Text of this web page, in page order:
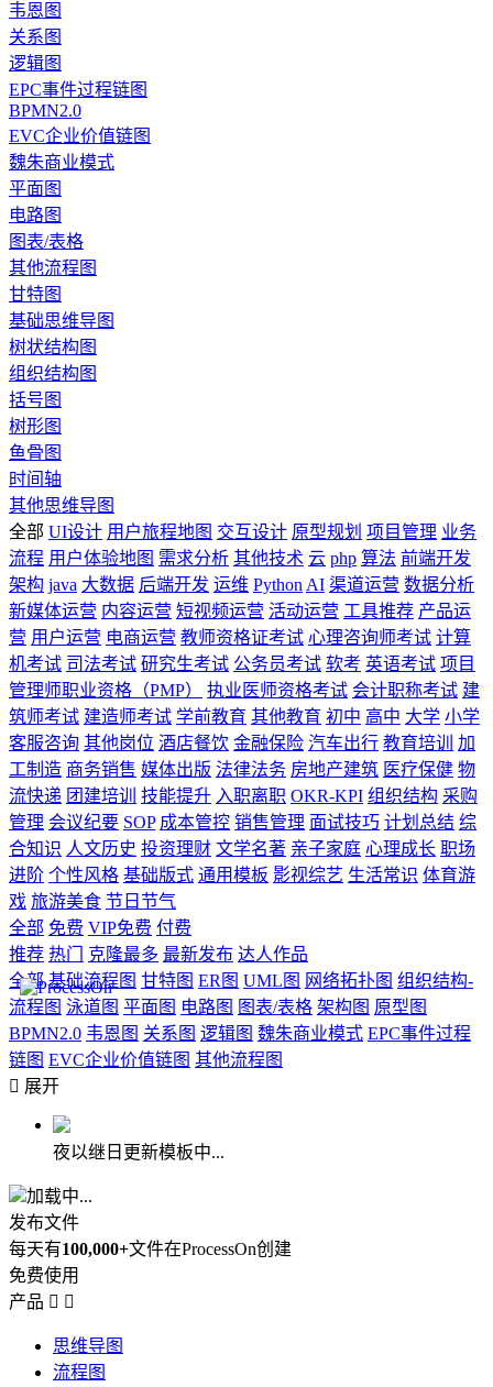
韦恩图
关系图
逻辑图
EPC事件过程链图
BPMN2.0
EVC企业价值链图
魏朱商业模式
平面图
电路图
图表/表格
其他流程图
甘特图
基础思维导图
树状结构图
组织结构图
括号图
树形图
鱼骨图
时间轴
其他思维导图
全部 UI设计 用户旅程地图 交互设计 原型规划 项目管理 业务
流程 用户体验地图 需求分析 其他技术 云 php 算法 前端开发
架构 java 大数据 后端开发 运维 Python AI 渠道运营 数据分析
新媒体运营 内容运营 短视频运营 活动运营 工具推荐 产品运
营 用户运营 电商运营 教师资格证考试 心理咨询师考试 计算
机考试 司法考试 研究生考试 公务员考试 软考 英语考试 项目
管理师职业资格（PMP）
执业医师资格考试 会计职称考试 建
筑师考试 建造师考试 学前教育 其他教育 初中 高中 大学 小学
客服咨询 其他岗位 酒店餐饮 金融保险 汽车出行 教育培训
加
工制造 商务销售 媒体出版 法律法务 房地产建筑 医疗保健 物
流快递 团建培训 技能提升 入职离职 OKR-KPI 组织结构 采购
管理 会议纪要 SOP 成本管控 销售管理 面试技巧 计划总结 综
合知识 人文历史 投资理财 文学名著 亲子家庭 心理成长 职场
进阶 个性风格 基础版式 通用模板 影视综艺 生活常识 体育游
戏 旅游美食 节日节气
全部 免费 VIP免费 付费
推荐 热门 克隆最多 最新发布 达人作品
全部 基础流程图 甘特图 ER图 UML图 网络拓扑图 组织结构-
流程图 泳道图 平面图 电路图 图表/表格 架构图 原型图
BPMN2.0 韦恩图 关系图 逻辑图 魏朱商业模式 EPC事件过程
链图 EVC企业价值链图 其他流程图
 展开
夜以继日更新模板中...
加载中...
发布文件
每天有100,000+文件在ProcessOn创建
免费使用
产品  
思维导图
流程图